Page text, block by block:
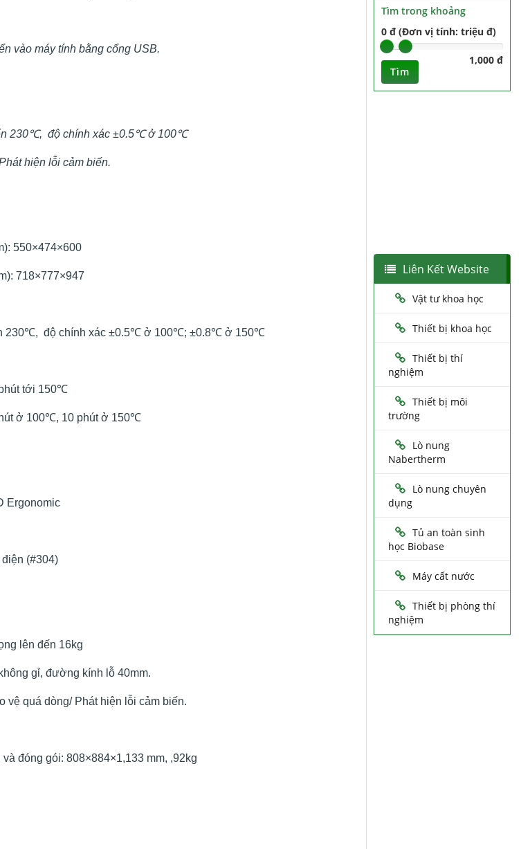
vào máy tính bằng cổng USB.
230℃, độ chính xác ±0.5℃ở 100℃
hiện lỗi cảm biến.
550×474×600
718×777×947
230℃, độ chính xác ±0.5℃ ở 100℃; ±0.8℃ ở 150℃
tới 150℃
ở 100℃, 10 phút ở 150℃
Ergonomic
(#304)
lên đến 16kg
gỉ, đường kính lỗ 40mm.
vệ quá dòng/ Phát hiện lỗi cảm biến.
đóng gói: 808×884×1,133 mm, ,92kg
Tìm trong khoảng
0 đ (Đơn vị tính: triệu đ)
1,000 đ
Tìm
Liên Kết Website
Vật tư khoa học
Thiết bị khoa học
Thiết bị thí
nghiệm
Thiết bị môi
trường
Lò nung
Nabertherm
Lò nung chuyên
dụng
Tủ an toàn sinh
học Biobase
Máy cất nước
Thiết bị phòng thí
nghiệm